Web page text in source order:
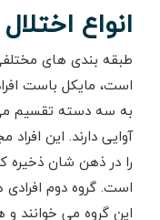
انواع
طبقه بندی های
است، مایکل باست
به سه دسته تقسیم
آوایی دارند. این
را در ذهن شان ذخیره
است. گروه دوم افرادی
این گروه می خوانند